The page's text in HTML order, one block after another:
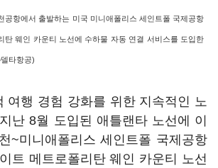
공항에서 출발하는 미국 미니애폴리스 세인트폴 국제공항
탄 웨인 카운티 노선에 수하물 자동 연결 서비스를 도입한
타항공)
여행 경험 강화를 위한 지속적인 노
난 8월 도입된 애틀랜타 노선에 이
~미니애폴리스 세인트폴 국제공항
트 메트로폴리탄 웨인 카운티 노선